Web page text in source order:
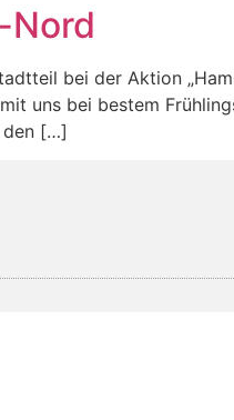
Nord
bei der Aktion
uns bei bestem
den […]